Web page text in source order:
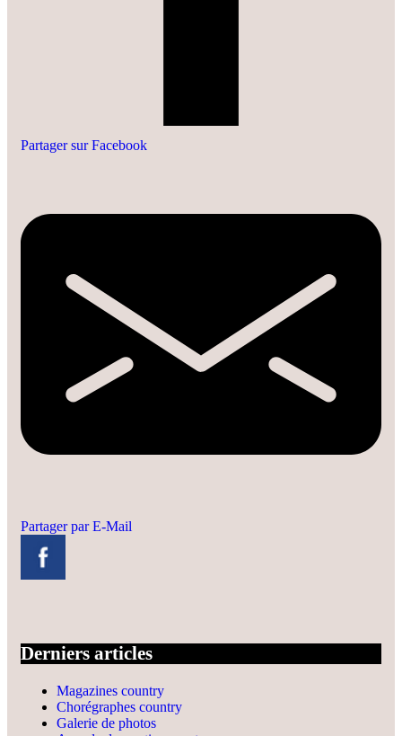
Partager sur Facebook
Partager par E-Mail
Derniers articles
Magazines country
Chorégraphes country
Galerie de photos